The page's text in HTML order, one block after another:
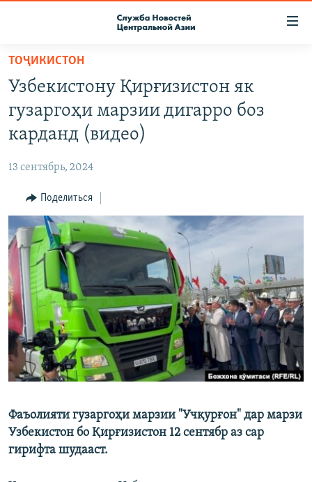
Вернуться
основному
содержанию
Вернутся
главной
навигации
Вернутся
поиску
О ПРОЕКТЕ
КОНТАКТЫ
НАСТОЯЩЕЕ ВРЕМЯ
МИГРАНТ МЕДИА
ТОҶИКИСТОН
Узбекистону Қирғизистон як
гузаргоҳи марзии дигарро боз
карданд (видео)
13 сентябрь, 2024
Поделиться
Фаъолияти гузаргоҳи марзии "Учқурғон" дар марзи
Узбекистон бо Қирғизистон 12 сентябр аз сар
гирифта шудааст.